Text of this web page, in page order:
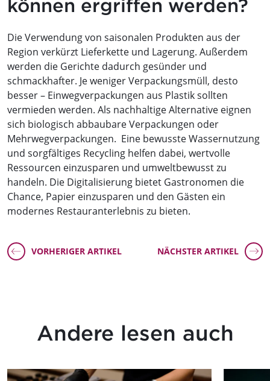
können ergriffen werden?
Die Verwendung von saisonalen Produkten aus der
Region verkürzt Lieferkette und Lagerung. Außerdem
werden die Gerichte dadurch gesünder und
schmackhafter. Je weniger Verpackungsmüll, desto
besser – Einwegverpackungen aus Plastik sollten
vermieden werden. Als nachhaltige Alternative eignen
sich biologisch abbaubare Verpackungen oder
Mehrwegverpackungen. Eine bewusste Wassernutzung
und sorgfältiges Recycling helfen dabei, wertvolle
Ressourcen einzusparen und umweltbewusst zu
handeln. Die Digitalisierung bietet Gastronomen die
Chance, Papier einzusparen und den Gästen ein
modernes Restauranterlebnis zu bieten.
VORHERIGER ARTIKEL NÄCHSTER ARTIKEL
Andere lesen auch